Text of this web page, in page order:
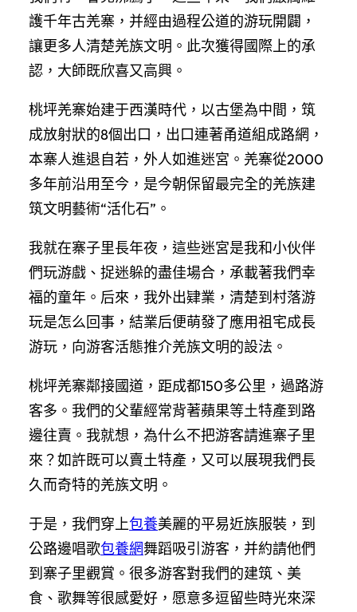
護千年古羌寨，并經由過程公道的游玩開闢，
讓更多人清楚羌族文明。此次獲得國際上的承
認，大師既欣喜又高興。
桃坪羌寨始建于西漢時代，以古堡為中間，筑
成放射狀的8個出口，出口連著甬道組成路網，
本寨人進退自若，外人如進迷宮。羌寨從2000
多年前沿用至今，是今朝保留最完全的羌族建
筑文明藝術“活化石”。
我就在寨子里長年夜，這些迷宮是我和小伙伴
們玩游戲、捉迷躲的盡佳場合，承載著我們幸
福的童年。后來，我外出肄業，清楚到村落游
玩是怎么回事，結業后便萌發了應用祖宅成長
游玩，向游客活態推介羌族文明的設法。
桃坪羌寨鄰接國道，距成都150多公里，過路游
客多。我們的父輩經常背著蘋果等土特產到路
邊往賣。我就想，為什么不把游客請進寨子里
來？如許既可以賣土特產，又可以展現我們長
久而奇特的羌族文明。
于是，我們穿上包養美麗的平易近族服裝，到
公路邊唱歌包養網舞蹈吸引游客，并約請他們
到寨子里觀賞。很多游客對我們的建筑、美
食、歌舞等很感愛好，愿意多逗留些時光來深